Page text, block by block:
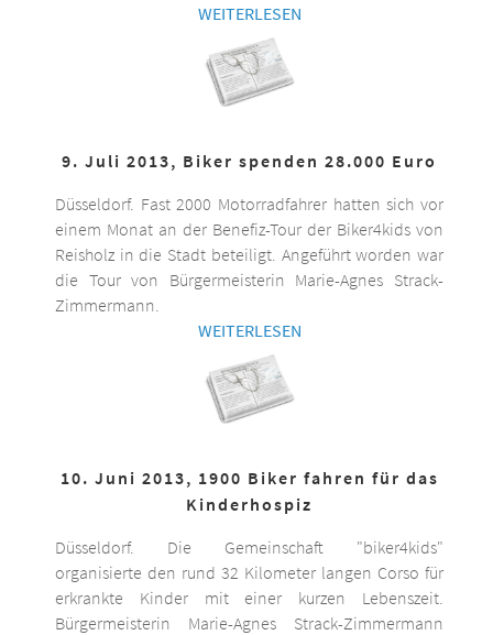
WEITERLESEN
9. Juli 2013, Biker spenden 28.000 Euro
Düsseldorf. Fast 2000 Motorradfahrer hatten sich vor
einem Monat an der Benefiz-Tour der Biker4kids von
Reisholz in die Stadt beteiligt. Angeführt worden war
die Tour von Bürgermeisterin Marie-Agnes Strack-
Zimmermann.
WEITERLESEN
10. Juni 2013, 1900 Biker fahren für das
Kinderhospiz
Düsseldorf. Die Gemeinschaft "biker4kids"
organisierte den rund 32 Kilometer langen Corso für
erkrankte Kinder mit einer kurzen Lebenszeit.
Bürgermeisterin Marie-Agnes Strack-Zimmermann